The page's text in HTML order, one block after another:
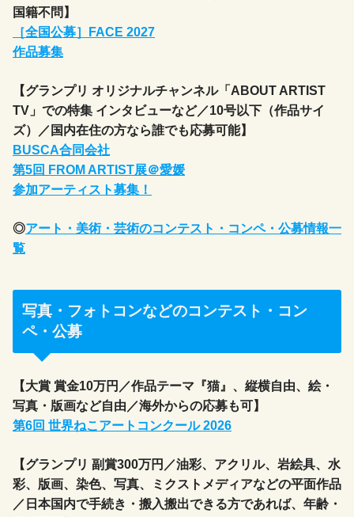
国籍不問】
［全国公募］FACE 2027
作品募集
【グランプリ オリジナルチャンネル「ABOUT ARTIST
TV」での特集 インタビューなど／10号以下（作品サイ
ズ）／国内在住の方なら誰でも応募可能】
BUSCA合同会社
第5回 FROM ARTIST展＠愛媛
参加アーティスト募集！
◎アート・美術・芸術のコンテスト・コンペ・公募情報一
覧
写真・フォトコンなどのコンテスト・コン
ペ・公募
【大賞 賞金10万円／作品テーマ『猫』、縦横自由、絵・
写真・版画など自由／海外からの応募も可】
第6回 世界ねこアートコンクール 2026
【グランプリ 副賞300万円／油彩、アクリル、岩絵具、水
彩、版画、染色、写真、ミクストメディアなどの平面作品
／日本国内で手続き・搬入搬出できる方であれば、年齢・